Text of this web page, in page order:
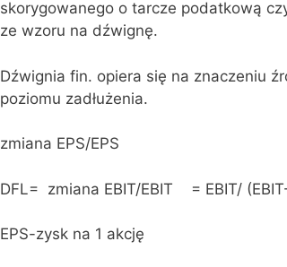
skorygowanego o tarcze podatkową
ze wzoru na dźwignę.
Dźwignia fin. opiera się na znaczeniu
poziomu zadłużenia.
zmiana EPS/EPS
DFL= zmiana EBIT/EBIT = EBIT/
EPS-zysk na 1 akcję